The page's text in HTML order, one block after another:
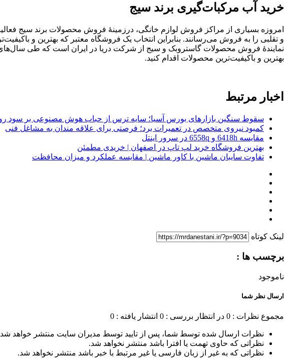
خرید آب مرکبات‌گیری برند سیج
امروزه بسیاری از مراکز فروش لوازم خانگی، درزمینهٔ فروش محصولات برند سیج
و تقلبی را به فروش می‌رسانند. بنابراین انتخاب یک فروشگاه معتبر که بهترین و
نمایندهٔ فروش محصولات گاستروبک و سیج از شرکت دریا در ایران است که طی سال‌های
بهترین و باکیفیت‌ترین محصولات اقدام کنید.
اخبار مرتبط
سقوط سنگین بازارهای بورس آسیا؛ سایه ترس از حباب هوش مصنوعی بر سود
کمبود نیروی متخصص در تعمیرات برد؛ فرصتی برای علاقه ‌مندان به مشاغل فنی
مقایسه 6418h و 6558q در سرور اینتل
بهترین فروشگاه خرید لپ تاپ در اصفهان | خریدی مطمئن
تفاوت سایبان ماشین با کاور ماشین | مقایسه عملکرد و میزان محافظت
لینک کوتاه
برچسب ها :
ناموجود
ارسال نظر شما
مجموع نظرات : 0 در انتظار بررسی : 0 انتشار یافته : 0
نظرات ارسال شده توسط شما، پس از تایید توسط مدیران سایت منتشر خواهد
نظراتی که حاوی تهمت یا افترا باشد منتشر نخواهد شد.
نظراتی که به غیر از زبان فارسی یا غیر مرتبط با خبر باشد منتشر نخواهد شد.